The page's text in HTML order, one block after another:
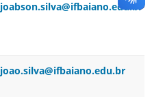
joabson.silva@ifbaiano.edu.br
joao.silva@ifbaiano.edu.br